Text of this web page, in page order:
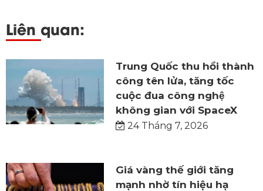
Liên quan:
Trung Quốc thu hồi thành
công tên lửa, tăng tốc
cuộc đua công nghệ
không gian với SpaceX
24 Tháng 7, 2026
Giá vàng thế giới tăng
mạnh nhờ tín hiệu hạ